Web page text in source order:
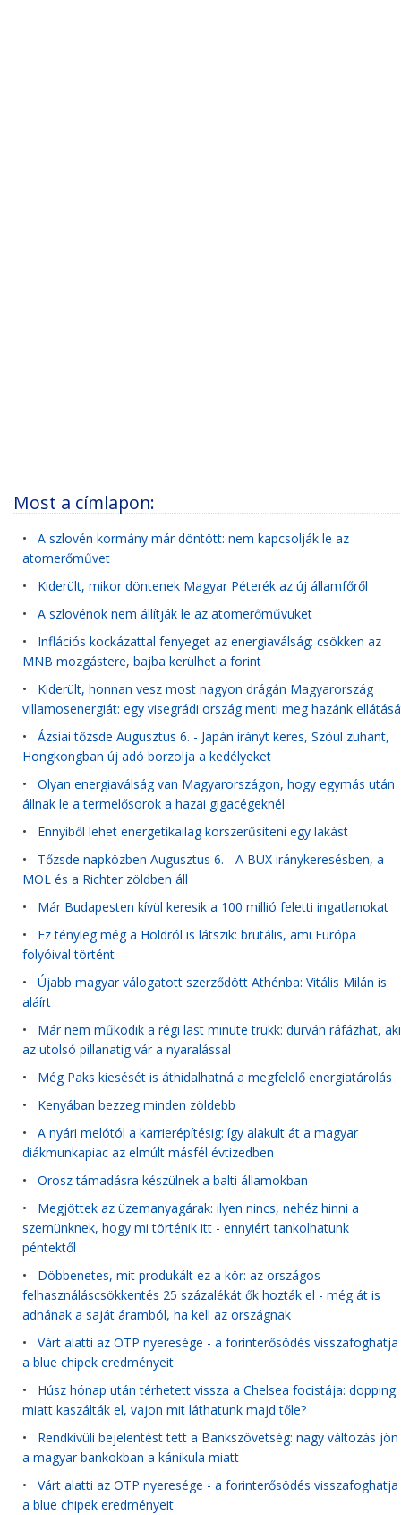
Most a címlapon:
• A szlovén kormány már döntött: nem kapcsolják le az
atomerőművet
• Kiderült, mikor döntenek Magyar Péterék az új államfőről
• A szlovénok nem állítják le az atomerőművüket
• Inflációs kockázattal fenyeget az energiaválság: csökken az
MNB mozgástere, bajba kerülhet a forint
• Kiderült, honnan vesz most nagyon drágán Magyarország
villamosenergiát: egy visegrádi ország menti meg hazánk
• Ázsiai tőzsde Augusztus 6. - Japán irányt keres, Szöul zuhant,
Hongkongban új adó borzolja a kedélyeket
• Olyan energiaválság van Magyarországon, hogy egymás után
állnak le a termelősorok a hazai gigacégeknél
• Ennyiből lehet energetikailag korszerűsíteni egy lakást
• Tőzsde napközben Augusztus 6. - A BUX iránykeresésben, a
MOL és a Richter zöldben áll
• Már Budapesten kívül keresik a 100 millió feletti ingatlanokat
• Ez tényleg még a Holdról is látszik: brutális, ami Európa
folyóival történt
• Újabb magyar válogatott szerződött Athénba: Vitális Milán is
aláírt
• Már nem működik a régi last minute trükk: durván ráfázhat, aki
az utolsó pillanatig vár a nyaralással
• Még Paks kiesését is áthidalhatná a megfelelő energiatárolás
• Kenyában bezzeg minden zöldebb
• A nyári melótól a karrierépítésig: így alakult át a magyar
diákmunkapiac az elmúlt másfél évtizedben
• Orosz támadásra készülnek a balti államokban
• Megjöttek az üzemanyagárak: ilyen nincs, nehéz hinni a
szemünknek, hogy mi történik itt - ennyiért tankolhatunk
péntektől
• Döbbenetes, mit produkált ez a kör: az országos
felhasználáscsökkentés 25 százalékát ők hozták el - még át is
adnának a saját áramból, ha kell az országnak
• Várt alatti az OTP nyeresége - a forinterősödés visszafoghatja
a blue chipek eredményeit
• Húsz hónap után térhetett vissza a Chelsea focistája: dopping
miatt kaszálták el, vajon mit láthatunk majd tőle?
• Rendkívüli bejelentést tett a Bankszövetség: nagy változás jön
a magyar bankokban a kánikula miatt
• Várt alatti az OTP nyeresége - a forinterősödés visszafoghatja
a blue chipek eredményeit